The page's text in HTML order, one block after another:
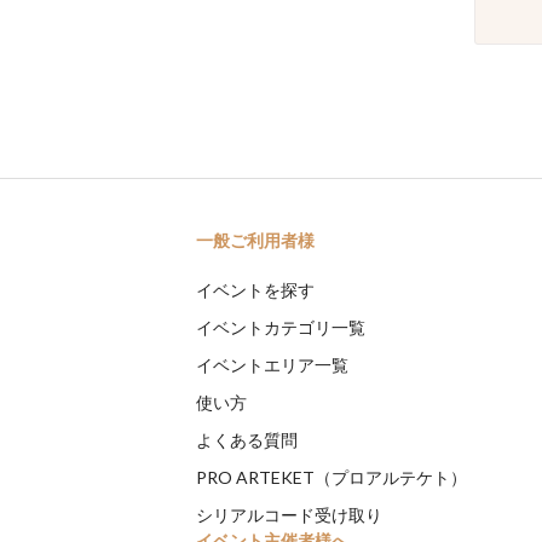
一般ご利用者様
イベントを探す
イベントカテゴリ一覧
イベントエリア一覧
使い方
よくある質問
PRO ARTEKET（プロアルテケト）
シリアルコード受け取り